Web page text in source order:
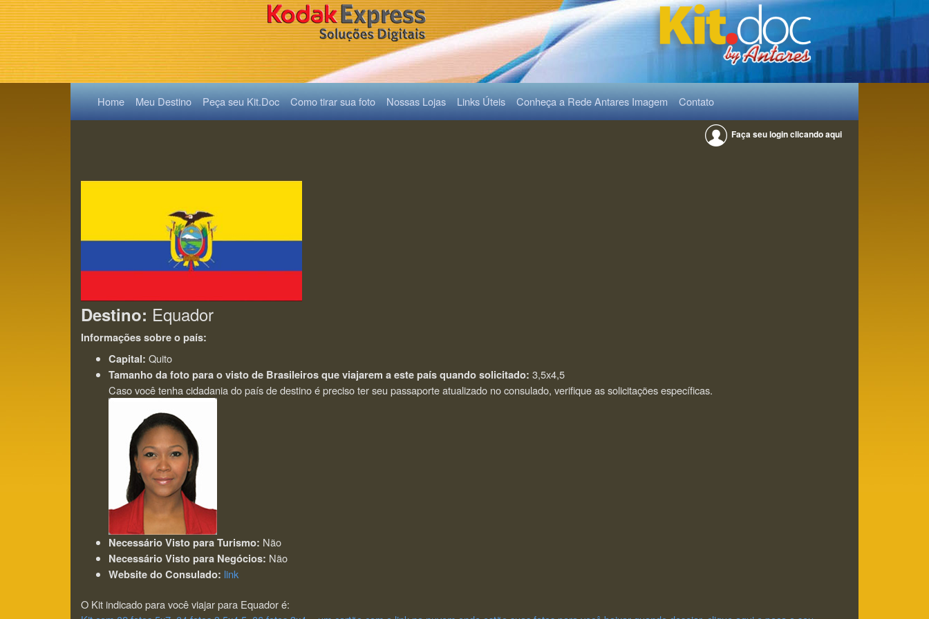
Home(current)
Meu Destino Peça seu Kit.Doc Como tirar sua foto Nossas Lojas Links Úteis Conheça a Rede Antares Imagem Contato
Faça seu login clicando aqui
Destino: Equador
Informações sobre o país:
Capital: Quito
Tamanho da foto para o visto de Brasileiros que viajarem a este país quando solicitado: 3,5x4,5
Caso você tenha cidadania do país de destino é preciso ter seu passaporte atualizado no consulado, verifique as solicitações específicas.
Necessário Visto para Turismo: Não
Necessário Visto para Negócios: Não
Website do Consulado: link
O Kit indicado para você viajar para Equador é: